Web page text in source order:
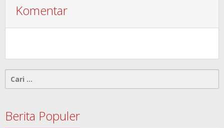
Komentar
untuk:
Berita Populer